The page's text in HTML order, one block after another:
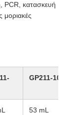
PCR, κατασκευή
μοριακές
GP211-100
53 mL